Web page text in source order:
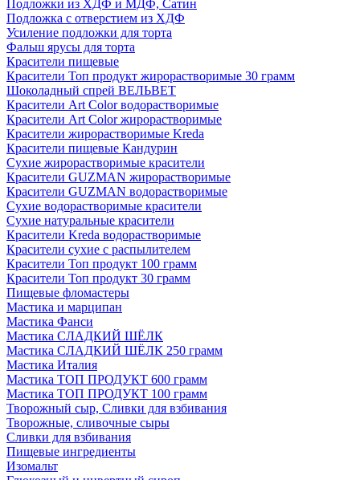
Подложки из ХДФ и МДФ, Сатин
Подложка с отверстием из ХДФ
Усиление подложки для торта
Фальш ярусы для торта
Красители пищевые
Красители Топ продукт жирорастворимые 30 грамм
Шоколадный спрей ВЕЛЬВЕТ
Красители Art Color водорастворимые
Красители Art Color жирорастворимые
Красители жирорастворимые Kreda
Красители пищевые Кандурин
Сухие жирорастворимые красители
Красители GUZMAN жирорастворимые
Красители GUZMAN водорастворимые
Сухие водорастворимые красители
Сухие натуральные красители
Красители Kreda водорастворимые
Красители сухие с распылителем
Красители Топ продукт 100 грамм
Красители Топ продукт 30 грамм
Пищевые фломастеры
Мастика и марципан
Мастика Фанси
Мастика СЛАДКИЙ ШЁЛК
Мастика СЛАДКИЙ ШЁЛК 250 грамм
Мастика Италия
Мастика ТОП ПРОДУКТ 600 грамм
Мастика ТОП ПРОДУКТ 100 грамм
Творожный сыр, Сливки для взбивания
Творожные, сливочные сыры
Сливки для взбивания
Пищевые ингредиенты
Изомальт